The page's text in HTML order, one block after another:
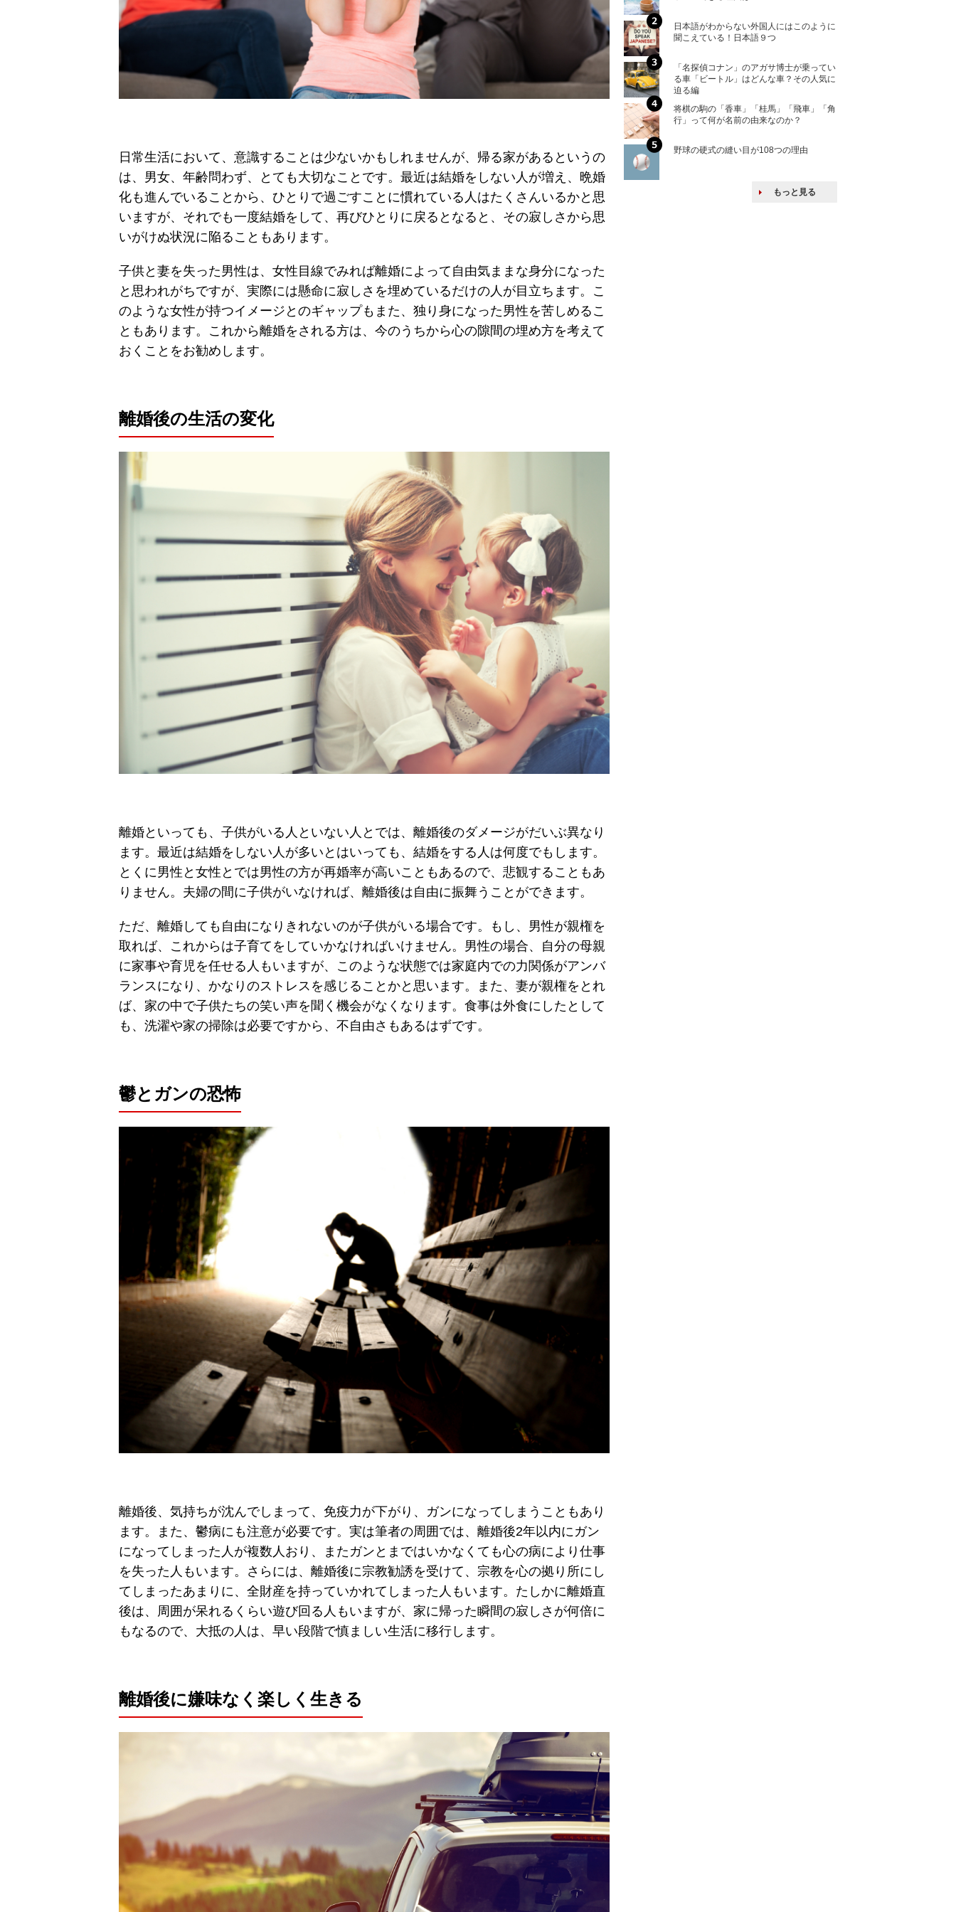
日常生活において、意識することは少ないかもしれませんが、帰る家があるというの
は、男女、年齢問わず、とても大切なことです。最近は結婚をしない人が増え、晩婚
化も進んでいることから、ひとりで過ごすことに慣れている人はたくさんいるかと思
いますが、それでも一度結婚をして、再びひとりに戻るとなると、その寂しさから思
いがけぬ状況に陥ることもあります。
子供と妻を失った男性は、女性目線でみれば離婚によって自由気ままな身分になった
と思われがちですが、実際には懸命に寂しさを埋めているだけの人が目立ちます。こ
のような女性が持つイメージとのギャップもまた、独り身になった男性を苦しめるこ
ともあります。これから離婚をされる方は、今のうちから心の隙間の埋め方を考えて
おくことをお勧めします。
離婚後の生活の変化
離婚といっても、子供がいる人といない人とでは、離婚後のダメージがだいぶ異なり
ます。最近は結婚をしない人が多いとはいっても、結婚をする人は何度でもします。
とくに男性と女性とでは男性の方が再婚率が高いこともあるので、悲観することもあ
りません。夫婦の間に子供がいなければ、離婚後は自由に振舞うことができます。
ただ、離婚しても自由になりきれないのが子供がいる場合です。もし、男性が親権を
取れば、これからは子育てをしていかなければいけません。男性の場合、自分の母親
に家事や育児を任せる人もいますが、このような状態では家庭内での力関係がアンバ
ランスになり、かなりのストレスを感じることかと思います。また、妻が親権をとれ
ば、家の中で子供たちの笑い声を聞く機会がなくなります。食事は外食にしたとして
も、洗濯や家の掃除は必要ですから、不自由さもあるはずです。
鬱とガンの恐怖
離婚後、気持ちが沈んでしまって、免疫力が下がり、ガンになってしまうこともあり
ます。また、鬱病にも注意が必要です。実は筆者の周囲では、離婚後2年以内にガン
になってしまった人が複数人おり、またガンとまではいかなくても心の病により仕事
を失った人もいます。さらには、離婚後に宗教勧誘を受けて、宗教を心の拠り所にし
てしまったあまりに、全財産を持っていかれてしまった人もいます。たしかに離婚直
後は、周囲が呆れるくらい遊び回る人もいますが、家に帰った瞬間の寂しさが何倍に
もなるので、大抵の人は、早い段階で慎ましい生活に移行します。
離婚後に嫌味なく楽しく生きる
日本語がわからない外国人にはこのように
聞こえている！日本語９つ
「名探偵コナン」のアガサ博士が乗ってい
る車「ビートル」はどんな車？その人気に
迫る編
将棋の駒の「香車」「桂馬」「飛車」「角
行」って何が名前の由来なのか？
野球の硬式の縫い目が108つの理由
もっと見る